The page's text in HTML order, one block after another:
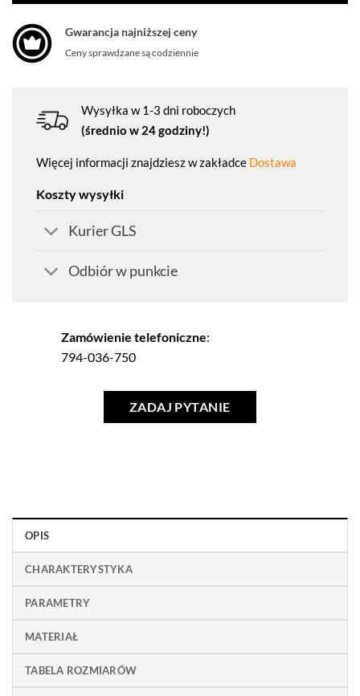
Gwarancja najniższej ceny
Ceny sprawdzane są codziennie
Wysyłka w 1-3 dni roboczych
(średnio w 24 godziny!)
Więcej informacji znajdziesz w zakładce Dostawa
Koszty wysyłki
Kurier GLS
Odbiór w punkcie
Zamówienie telefoniczne:
794-036-750
ZADAJ PYTANIE
OPIS
CHARAKTERYSTYKA
PARAMETRY
MATERIAŁ
TABELA ROZMIARÓW